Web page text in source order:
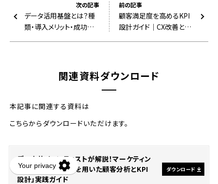
次の記事
データ活用基盤とは？種
類・導入メリット・成功ポイ
前の記事
顧客満足度を高めるKPI
設計ガイド｜CX改善と
関連資料ダウンロード
本記事に関連する資料は
こちらからダウンロードいただけます。
データサイエンティストが解説！マーケティン
グにおける「モデルを用いた顧客分析とKPI
設計」実践ガイド
ダウンロード